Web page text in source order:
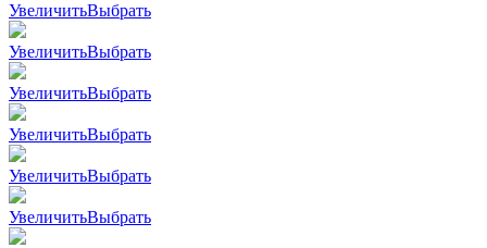
УвеличитьВыбрать
УвеличитьВыбрать
УвеличитьВыбрать
УвеличитьВыбрать
УвеличитьВыбрать
УвеличитьВыбрать